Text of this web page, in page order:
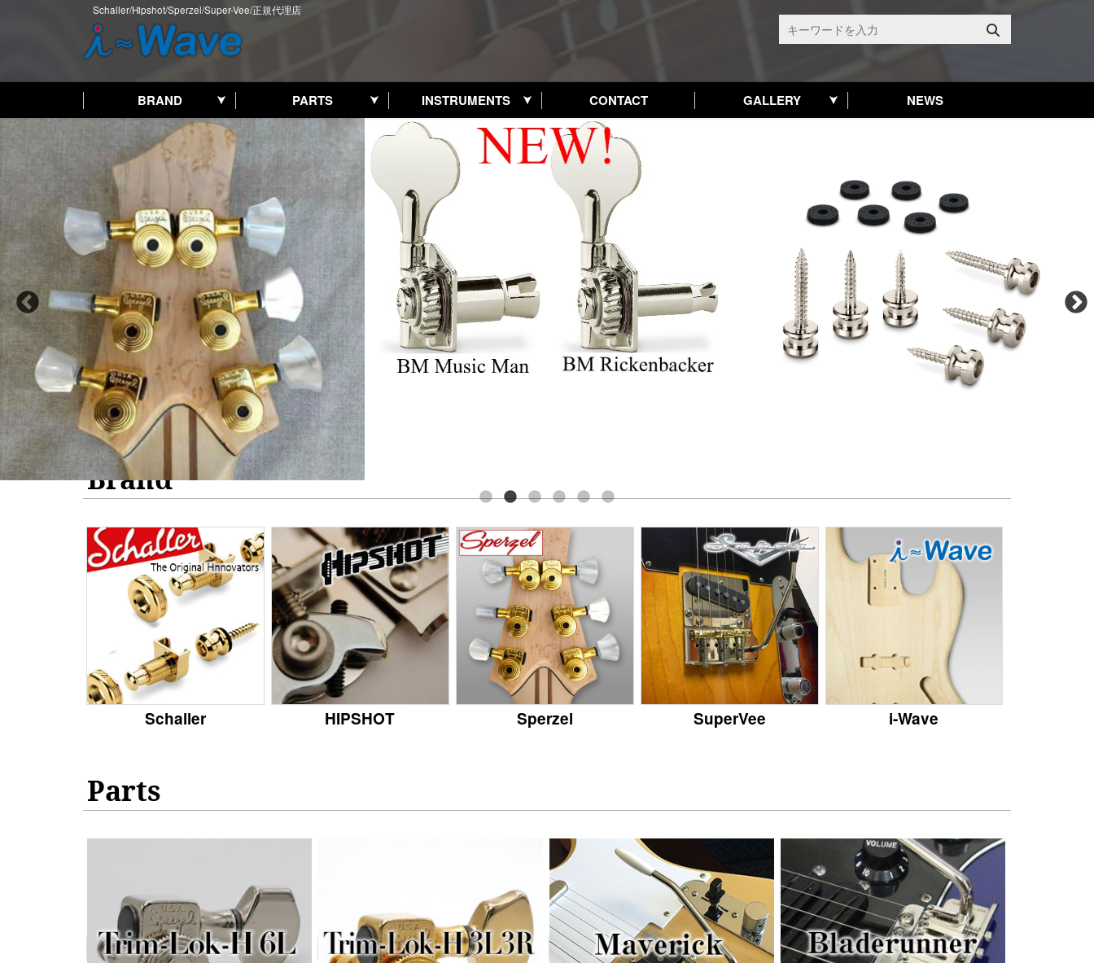
Schaller/Hipshot/Sperzel/Super-Vee/正規代理店
BRAND PARTS INSTRUMENTS CONTACT GALLERY NEWS
Brand
Schaller HIPSHOT Sperzel SuperVee i-Wave
Parts